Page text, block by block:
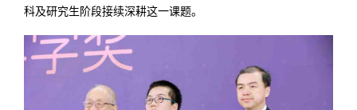
科及研究生阶段接续深耕这一课题。